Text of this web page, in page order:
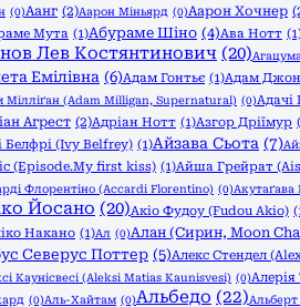
(0)Аанг (2)Аарон Міньярд (0)Аарон Хочнер
Мута (1)Абураме Шіно (4)Ава Нотт
Лев Костянтинович (20)
Емілівна (6)Адам Гонтьє (1)Адам
Мілліґан (Adam Milligan, Supernatural) (0)Адачі
Агрест (2)Адріан Нотт (1)Азгор Дріїмур
Белфрі (Ivy Belfrey) (1)Айзава Сьота (7)
(Episode.My first kiss) (1)Айша Грейрат
Флорентіно (Accardi Florentino) (0)
Йосано (20)Акіо Фудоу (Fudou Akio)
Накано (1)Ал (0)Алан (Сирин, Moon
Северус Поттер (5)Алекс Стендел
Каунісвесі (Aleksi Matias Kaunisvesi) (0)Алерія
(0)Аль-Хайтам (0)Альбедо (22)Альберт